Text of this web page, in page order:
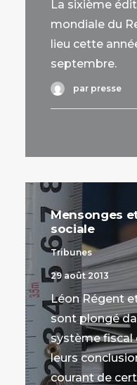
La sixième
mondiale du
lieu cette
septembre.
par presse
Mensonges
sociale
Tribunes
29 août 2013
Léon Régent
sont plongé
système fiscal
leurs
courant de